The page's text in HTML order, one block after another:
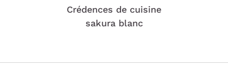
Crédences de cuisine
sakura blanc